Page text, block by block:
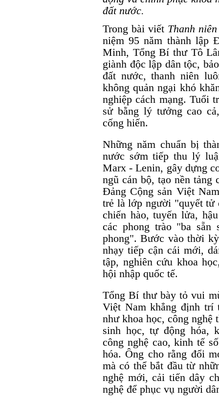
đất nước.
Trong bài viết Thanh
niệm 95 năm thành lập
Minh, Tổng Bí thư Tô
giành độc lập dân tộc,
đất nước, thanh niên
không quản ngại khó
nghiệp cách mạng. Tuổi
sử bằng lý tưởng cao
cống hiến.
Những năm chuẩn bị
nước sớm tiếp thu lý
Marx - Lenin, gây dựng
ngũ cán bộ, tạo nền
Đảng Cộng sản Việt
trẻ là lớp người "quyết tử
chiến hào, tuyến lửa,
các phong trào "ba sẵn
phong". Bước vào thời
nhạy tiếp cận cái mới,
tập, nghiên cứu khoa
hội nhập quốc tế.
Tổng Bí thư bày tỏ vui
Việt Nam khẳng định trí
như khoa học, công nghệ
sinh học, tự động hóa,
công nghệ cao, kinh tế
hóa. Ông cho rằng đổi
mà có thể bắt đầu từ
nghệ mới, cải tiến dây
nghệ để phục vụ người